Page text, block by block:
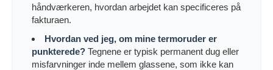
håndværkeren, hvordan arbejdet kan specificeres på
fakturaen.
Hvordan ved jeg, om mine termoruder er
punkterede? Tegnene er typisk permanent dug eller
misfarvninger inde mellem glassene, som ikke kan